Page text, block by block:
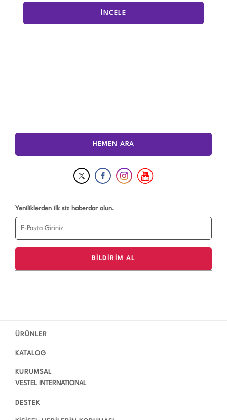
İNCELE
HEMEN ARA
Yeniliklerden ilk siz haberdar olun.
ÜRÜNLER
KATALOG
KURUMSAL
VESTEL INTERNATIONAL
DESTEK